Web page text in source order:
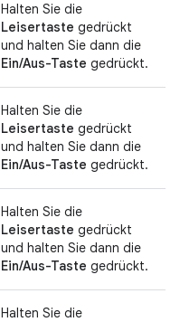
Halten Sie die
Leisertaste gedrückt
und halten Sie dann die
Ein/Aus-Taste gedrückt.
Halten Sie die
Leisertaste gedrückt
und halten Sie dann die
Ein/Aus-Taste gedrückt.
Halten Sie die
Leisertaste gedrückt
und halten Sie dann die
Ein/Aus-Taste gedrückt.
Halten Sie die